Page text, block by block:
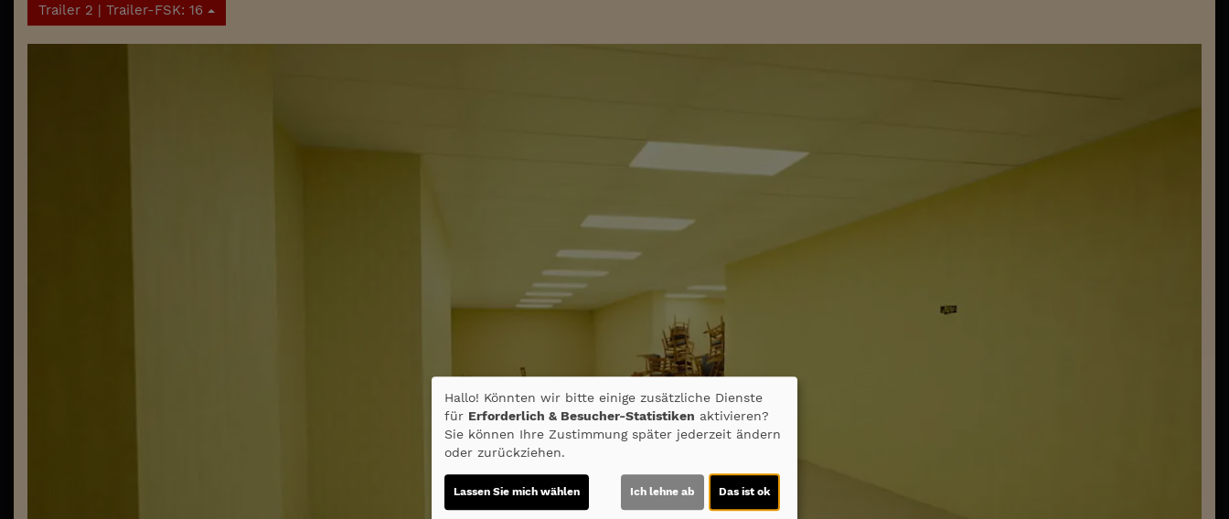
Trailer 2 | Trailer-FSK: 16
Hallo! Könnten wir bitte einige zusätzliche Dienste
für Erforderlich & Besucher-Statistiken aktivieren?
Sie können Ihre Zustimmung später jederzeit ändern
oder zurückziehen.
Lassen Sie mich wählen Ich lehne ab Das ist ok